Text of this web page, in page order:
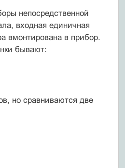
непосредственной
входная единичная
вмонтирована в прибор.
бывают:
но сравниваются две